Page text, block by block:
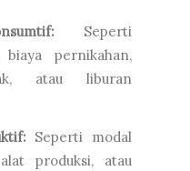
Seperti
pernikahan,
atau liburan
Seperti modal
produksi, atau